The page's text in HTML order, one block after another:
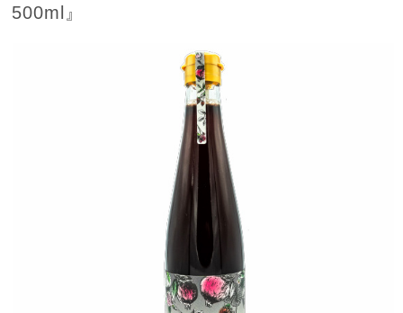
500ml』